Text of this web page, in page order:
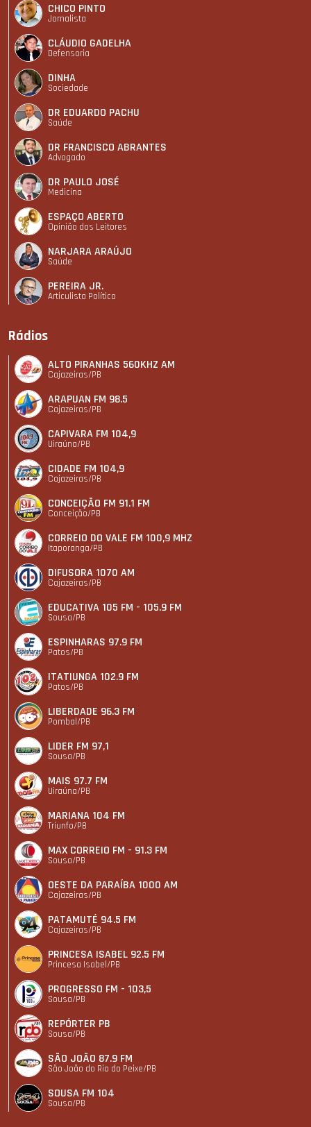
CHICO PINTO
Jornalista
CLÁUDIO GADELHA
Defensoria
DINHA
Sociedade
DR EDUARDO PACHU
Saúde
DR FRANCISCO ABRANTES
Advogado
DR PAULO JOSÉ
Medicina
ESPAÇO ABERTO
Opinião dos Leitores
NARJARA ARAÚJO
Saúde
PEREIRA JR.
Articulista Polí­tico
Rádios
ALTO PIRANHAS 560KHZ AM
Cajazeiras/PB
ARAPUAN FM 98.5
Cajazeiras/PB
CAPIVARA FM 104,9
Uiraúna/PB
CIDADE FM 104,9
Cajazeiras/PB
CONCEIÇÃO FM 91.1 FM
Conceição/PB
CORREIO DO VALE FM 100,9 MHZ
Itaporanga/PB
DIFUSORA 1070 AM
Cajazeiras/PB
EDUCATIVA 105 FM - 105.9 FM
Sousa/PB
ESPINHARAS 97.9 FM
Patos/PB
ITATIUNGA 102.9 FM
Patos/PB
LIBERDADE 96.3 FM
Pombal/PB
LIDER FM 97,1
Sousa/PB
MAIS 97.7 FM
Uiraúna/PB
MARIANA 104 FM
Triunfo/PB
MAX CORREIO FM - 91.3 FM
Sousa/PB
OESTE DA PARAÍBA 1000 AM
Cajazeiras/PB
PATAMUTÉ 94.5 FM
Cajazeiras/PB
PRINCESA ISABEL 92.5 FM
Princesa Isabel/PB
PROGRESSO FM - 103,5
Sousa/PB
REPÓRTER PB
Sousa/PB
SÃO JOÃO 87.9 FM
São João do Rio do Peixe/PB
SOUSA FM 104
Sousa/PB